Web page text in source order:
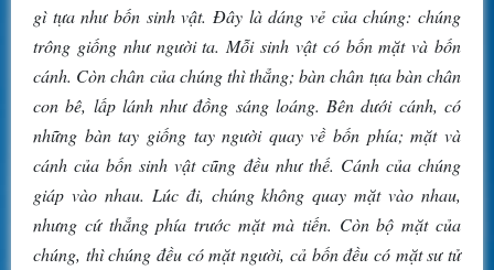
gì tựa như bốn sinh vật. Đây là dáng vẻ của chúng: chúng
trông giống như người ta. Mỗi sinh vật có bốn mặt và bốn
cánh. Còn chân của chúng thì thẳng; bàn chân tựa bàn chân
con bê, lấp lánh như đồng sáng loáng. Bên dưới cánh, có
những bàn tay giống tay người quay về bốn phía; mặt và
cánh của bốn sinh vật cũng đều như thế. Cánh của chúng
giáp vào nhau. Lúc đi, chúng không quay mặt vào nhau,
nhưng cứ thẳng phía trước mặt mà tiến. Còn bộ mặt của
chúng, thì chúng đều có mặt người, cả bốn đều có mặt sư tử